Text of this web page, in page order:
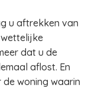
u aftrekken van
dat u de
aflost. En
woning waarin